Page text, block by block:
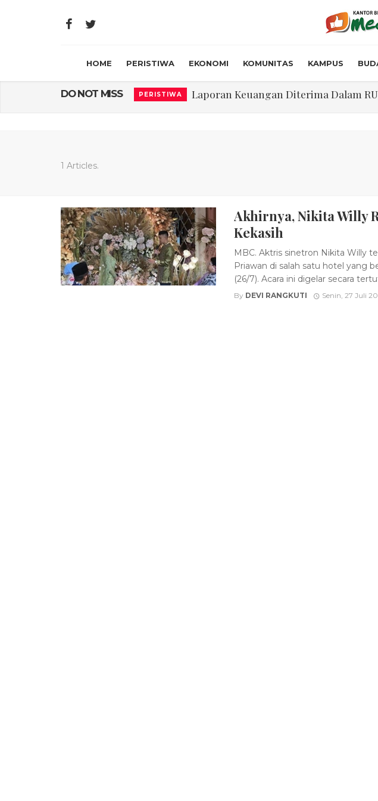
HOME PERISTIWA EKONOMI KOMUNITAS KAMPUS
DO NOT MISS PERISTIWA Laporan Keuangan Diterima Dalam
PERISTIWA USU Gelar Pengabdian "Hidroponik
1 Articles.
Akhirnya, Nikita Willy
Kekasih
MBC. Aktris sinetron Nikita Willy
Priawan di salah satu hotel yang
(26/7). Acara ini digelar secara
By DEVI RANGKUTI Senin, 27 Juli